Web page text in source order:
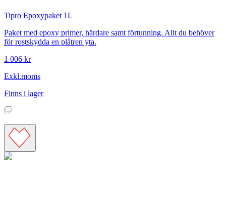
Tipro Epoxypaket 1L
Paket med epoxy primer, härdare samt förtunning. Allt du behöver
för rostskydda en plåtren yta.
1 006 kr
Exkl.moms
Finns i lager